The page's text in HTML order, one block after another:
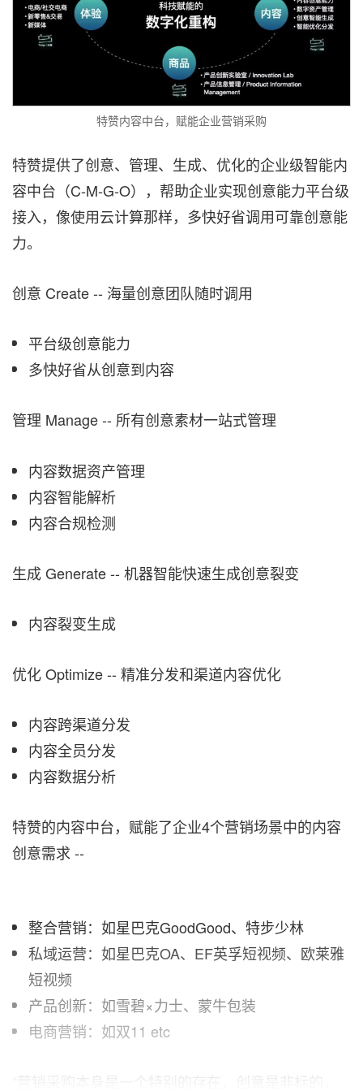
特赞内容中台，赋能企业营销采购
特赞提供了创意、管理、生成、优化的企业级智能内
容中台（C-M-G-O），帮助企业实现创意能力平台级
接入，像使用云计算那样，多快好省调用可靠创意能
力。
创意 Create -- 海量创意团队随时调用
平台级创意能力
多快好省从创意到内容
管理 Manage -- 所有创意素材一站式管理
内容数据资产管理
内容智能解析
内容合规检测
生成 Generate -- 机器智能快速生成创意裂变
内容裂变生成
优化 Optimize -- 精准分发和渠道内容优化
内容跨渠道分发
内容全员分发
内容数据分析
特赞的内容中台，赋能了企业4个营销场景中的内容
创意需求 --
整合营销：如星巴克GoodGood、特步少林
私域运营：如星巴克OA、EF英孚短视频、欧莱雅
短视频
产品创新：如雪碧×力士、蒙牛包装
电商营销：如双11 etc